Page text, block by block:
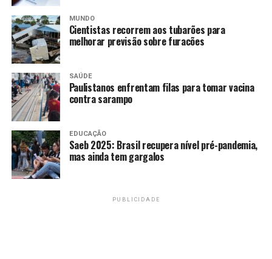
caindo sobre pessoas,
sobre casas e carros. E a
gente lá, no meio de tudo
isso”, relata Nascimento à
Agência Brasil.
MUNDO
Cientistas recorrem aos tubarões para
melhorar previsão sobre furacões
SAÚDE
Paulistanos enfrentam filas para tomar vacina
contra sarampo
EDUCAÇÃO
Saeb 2025: Brasil recupera nível pré-pandemia,
mas ainda tem gargalos
PUBLICIDADE